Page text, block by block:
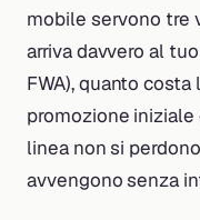
mobile servono tre
arriva davvero al tuo
FWA), quanto
promozione
linea non si
avvengono senza